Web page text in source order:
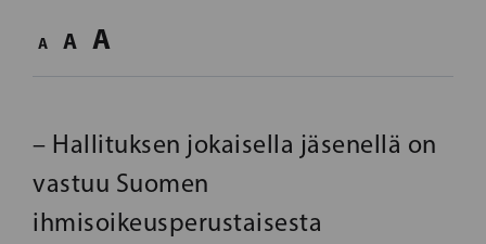
A A A
– Hallituksen jokaisella jäsenellä on
vastuu Suomen
ihmisoikeusperustaisesta